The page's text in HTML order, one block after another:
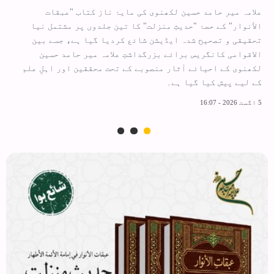
علامہ میر حامد حسین لکھنوی کی مایۂ ناز کتاب "عبقات
الأنوار" کے حصۂ "حدیثِ منزلت" کا تین جلدوں پر مشتمل نیا
تحقیقی و تصحیح شدہ ایڈیشن شائع کردیا گیا ہے، جسے بین
الاقوامی کانگریس برائے بزرگداشتِ علامہ میر حامد حسین
لکھنوی کے احیائے آثار منصوبے کے تحت محققین اور اہلِ علم
کے لیے پیش کیا گیا ہے۔
5 اگست 2026 - 16:07